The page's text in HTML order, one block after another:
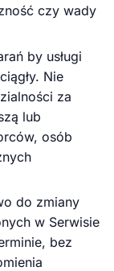
czy wady
by usługi
Nie
za
lub
osób
do zmiany
w Serwisie
bez